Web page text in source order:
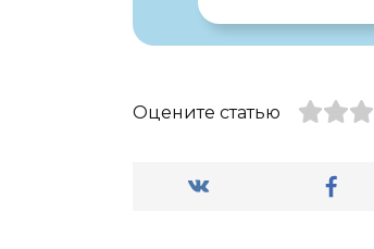
Оцените статью